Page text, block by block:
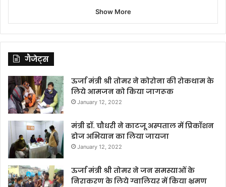
Show More
गैजेट्स
ऊर्जा मंत्री श्री तोमर ने कोरोना की रोकथाम के
लिये आमजन को किया जागरूक
January 12, 2022
मंत्री डॉ. चौधरी ने काटजू अस्पताल में प्रिकॉशन
डोज अभियान का लिया जायजा
January 12, 2022
ऊर्जा मंत्री श्री तोमर ने जन समस्याओं के
निराकरण के लिये ग्वालियर में किया भ्रमण